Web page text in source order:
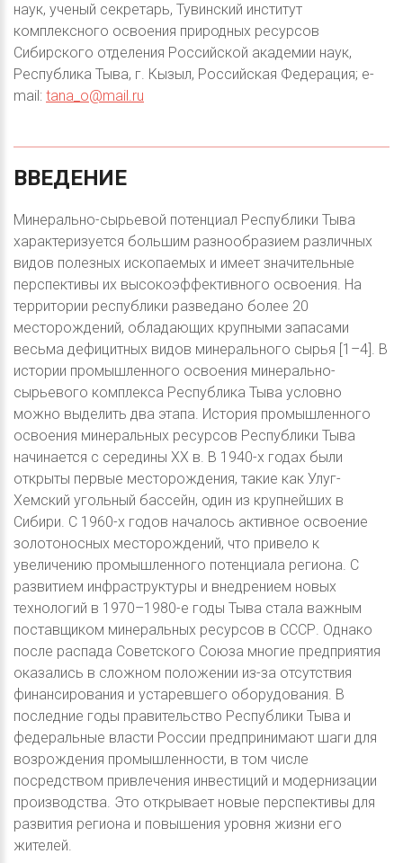
наук, ученый секретарь, Тувинский институт
комплексного освоения природных ресурсов
Сибирского отделения Российской академии наук,
Республика Тыва, г. Кызыл, Российская Федерация; e-
mail: tana_o@mail.ru
ВВЕДЕНИЕ
Минерально-сырьевой потенциал Республики Тыва
характеризуется большим разнообразием различных
видов полезных ископаемых и имеет значительные
перспективы их высокоэффективного освоения. На
территории республики разведано более 20
месторождений, обладающих крупными запасами
весьма дефицитных видов минерального сырья [1–4]. В
истории промышленного освоения минерально-
сырьевого комплекса Республика Тыва условно
можно выделить два этапа. История промышленного
освоения минеральных ресурсов Республики Тыва
начинается с середины XX в. В 1940-х годах были
открыты первые месторождения, такие как Улуг-
Хемский угольный бассейн, один из крупнейших в
Сибири. С 1960-х годов началось активное освоение
золотоносных месторождений, что привело к
увеличению промышленного потенциала региона. С
развитием инфраструктуры и внедрением новых
технологий в 1970–1980-е годы Тыва стала важным
поставщиком минеральных ресурсов в СССР. Однако
после распада Советского Союза многие предприятия
оказались в сложном положении из-за отсутствия
финансирования и устаревшего оборудования. В
последние годы правительство Республики Тыва и
федеральные власти России предпринимают шаги для
возрождения промышленности, в том числе
посредством привлечения инвестиций и модернизации
производства. Это открывает новые перспективы для
развития региона и повышения уровня жизни его
жителей.